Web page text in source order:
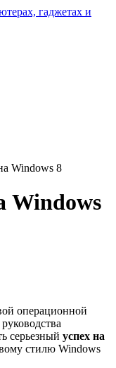
гаджетах и
Windows 8
Windows
операционной
серьезный успех на
стилю Windows